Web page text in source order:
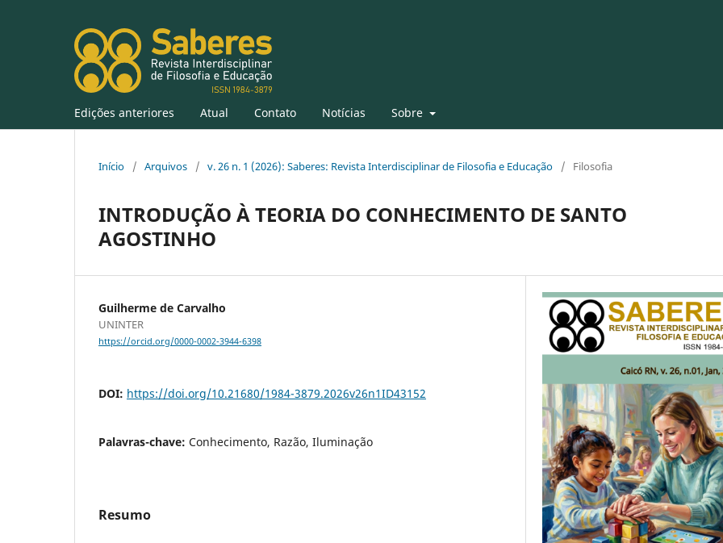
Edições anteriores Atual Contato Notícias Sobre
Início / Arquivos / v. 26 n. 1 (2026): Saberes: Revista Interdisciplinar de Filosofia e Educação / Filosofia
INTRODUÇÃO À TEORIA DO CONHECIMENTO DE SANTO
AGOSTINHO
Guilherme de Carvalho
UNINTER
https://orcid.org/0000-0002-3944-6398
DOI: https://doi.org/10.21680/1984-3879.2026v26n1ID43152
Palavras-chave: Conhecimento, Razão, Iluminação
Resumo